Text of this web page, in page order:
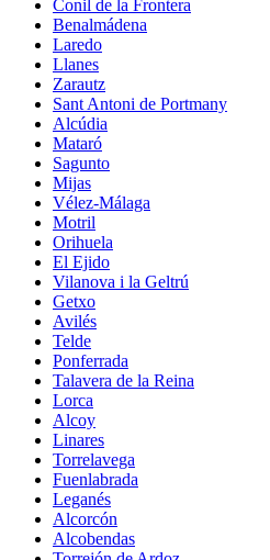
Conil de la Frontera
Benalmádena
Laredo
Llanes
Zarautz
Sant Antoni de Portmany
Alcúdia
Mataró
Sagunto
Mijas
Vélez-Málaga
Motril
Orihuela
El Ejido
Vilanova i la Geltrú
Getxo
Avilés
Telde
Ponferrada
Talavera de la Reina
Lorca
Alcoy
Linares
Torrelavega
Fuenlabrada
Leganés
Alcorcón
Alcobendas